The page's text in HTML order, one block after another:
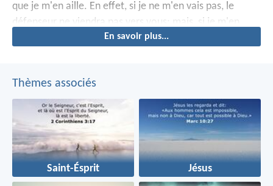
que je m'en aille. En effet, si je ne m'en vais pas, le
défenseur ne viendra pas vers vous; mais, si je m'en
vais, je vous l'enverrai.En savoir plus...
Thèmes associés
Saint-Ésprit Jésus